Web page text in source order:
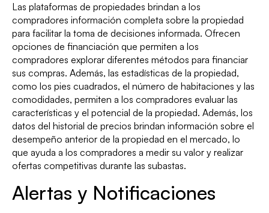
Las plataformas de propiedades brindan a los
compradores información completa sobre la propiedad
para facilitar la toma de decisiones informada. Ofrecen
opciones de financiación que permiten a los
compradores explorar diferentes métodos para financiar
sus compras. Además, las estadísticas de la propiedad,
como los pies cuadrados, el número de habitaciones y las
comodidades, permiten a los compradores evaluar las
características y el potencial de la propiedad. Además, los
datos del historial de precios brindan información sobre el
desempeño anterior de la propiedad en el mercado, lo
que ayuda a los compradores a medir su valor y realizar
ofertas competitivas durante las subastas.
Alertas y Notificaciones